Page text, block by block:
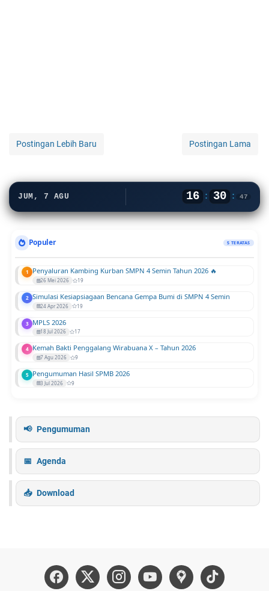
Postingan Lebih Baru Postingan Lama
JUM, 7 AGU 16 : 30 : 47
Populer 5 TERATAS
1 Penyaluran Kambing Kurban SMPN 4 Semin Tahun 2026 🔥
26 Mei 2026 19
2 Simulasi Kesiapsiagaan Bencana Gempa Bumi di SMPN 4 Semin
24 Apr 2026 19
3 MPLS 2026
18 Jul 2026 17
4 Kemah Bakti Penggalang Wirabuana X – Tahun 2026
7 Agu 2026 9
5 Pengumuman Hasil SPMB 2026
3 Jul 2026 9
Pengumuman
Agenda
Download